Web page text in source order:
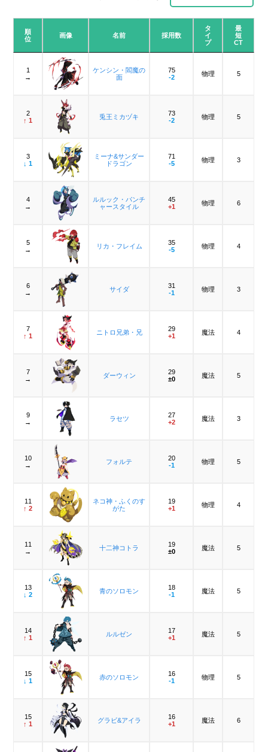
順
位
画像 名前 採用数
タ
イ
プ
最
短
CT
1
→
ケンシン・閻魔の
面
75
-2
物理 5
2
↑ 1
兎王ミカヅキ
73
-2
物理 5
3
↓ 1
ミーナ&サンダー
ドラゴン
71
-5
物理 3
4
→
ルルック・パンチ
ャースタイル
45
+1
物理 6
5
→
リカ・フレイム
35
-5
物理 4
6
→
サイダ
31
-1
物理 3
7
↑ 1
ニトロ兄弟・兄
29
+1
魔法 4
7
→
ダーウィン
29
±0
魔法 5
9
→
ラセツ
27
+2
魔法 3
10
→
フォルテ
20
-1
物理 5
11
↑ 2
ネコ神・ふくのす
がた
19
+1
物理 4
11
→
十二神コトラ
19
±0
魔法 5
13
↓ 2
青のソロモン
18
-1
魔法 5
14
↑ 1
ルルゼン
17
+1
魔法 5
15
↓ 1
赤のソロモン
16
-1
物理 5
15
↑ 1
グラビ&アイラ
16
+1
魔法 6